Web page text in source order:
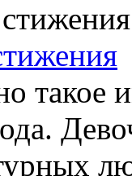
такое